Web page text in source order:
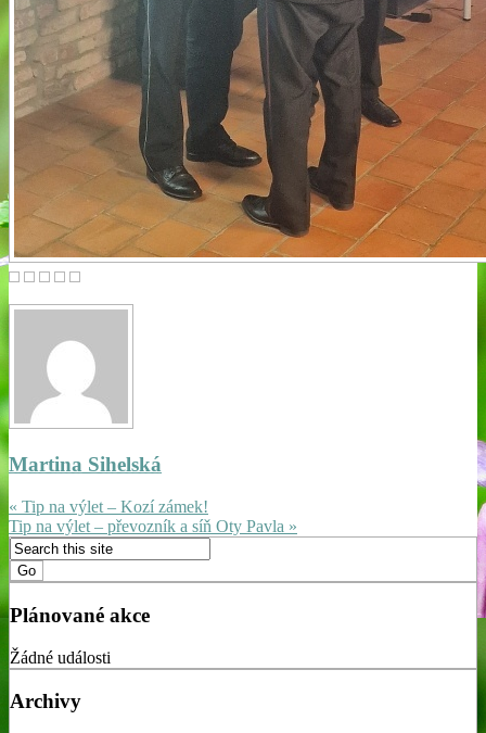
Martina Sihelská
« Tip na výlet – Kozí zámek!
Tip na výlet – převozník a síň Oty Pavla »
Plánované akce
Žádné události
Archivy